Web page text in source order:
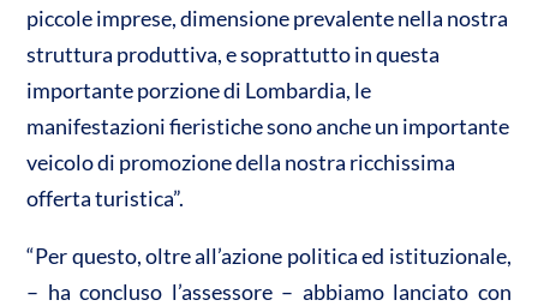
piccole imprese, dimensione prevalente nella nostra
struttura produttiva, e soprattutto in questa
importante porzione di Lombardia, le
manifestazioni fieristiche sono anche un importante
veicolo di promozione della nostra ricchissima
offerta turistica”.
“Per questo, oltre all’azione politica ed istituzionale,
– ha concluso l’assessore – abbiamo lanciato con